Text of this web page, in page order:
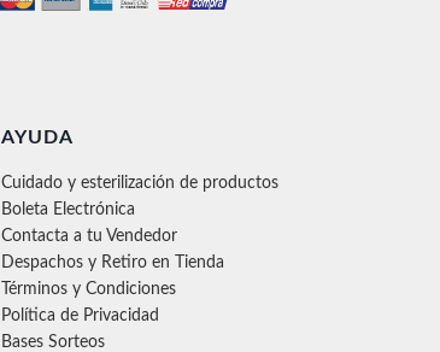
AYUDA
Cuidado y esterilización de productos
Boleta Electrónica
Contacta a tu Vendedor
Despachos y Retiro en Tienda
Términos y Condiciones
Política de Privacidad
Bases Sorteos